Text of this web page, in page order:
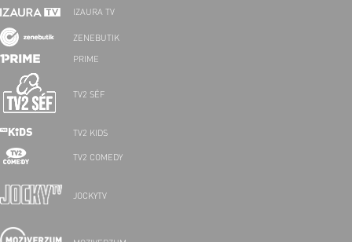
IZAURA TV
ZENEBUTIK
PRIME
TV2 SÉF
TV2 KIDS
TV2 COMEDY
JOCKYTV